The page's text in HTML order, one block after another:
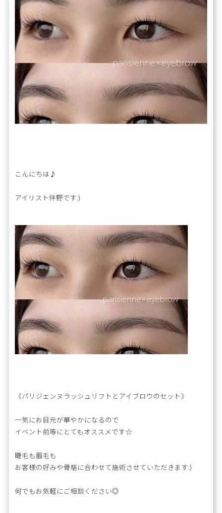
こんにちは♪
アイリスト伴野です:)
《パリジェンヌラッシュリフトとアイブロウのセット》
一気にお目元が華やかになるので
イベント前等にとてもオススメです☆
睫毛も眉毛も
お客様の好みや骨格に合わせて施術させていただきます:)
何でもお気軽にご相談ください◎